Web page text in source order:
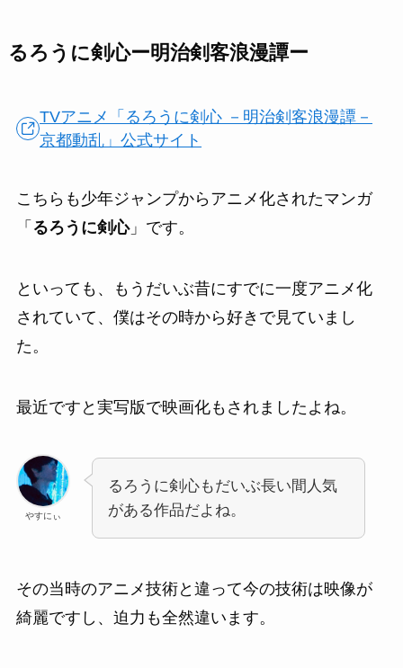
るろうに剣心ー明治剣客浪漫譚ー
TVアニメ「るろうに剣心 －明治剣客浪漫譚－
京都動乱」公式サイト
こちらも少年ジャンプからアニメ化されたマンガ
「 るろうに剣心」です。
といっても、もうだいぶ昔にすでに一度アニメ化
されていて、僕はその時から好きで見ていまし
た。
最近ですと実写版で映画化もされましたよね。
やすにぃ
るろうに剣心もだいぶ長い間人気
がある作品だよね。
その当時のアニメ技術と違って今の技術は映像が
綺麗ですし、迫力も全然違います。